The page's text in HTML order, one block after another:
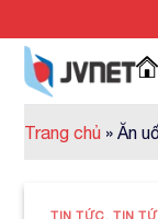
to
content
Trang chủ » Ăn
TIN TỨC ,TIN